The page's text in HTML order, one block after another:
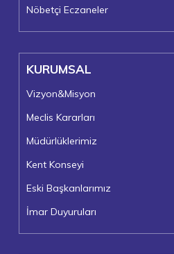
Nöbetçi Eczaneler
KURUMSAL
Vizyon&Misyon
Meclis Kararları
Müdürlüklerimiz
Kent Konseyi
Eski Başkanlarımız
İmar Duyuruları